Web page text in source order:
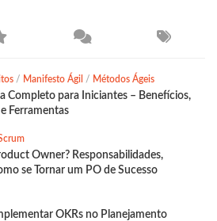
/ Manifesto Ágil / Métodos Ágeis
Completo para Iniciantes – Benefícios,
Ferramentas
Owner? Responsabilidades,
se Tornar um PO de Sucesso
OKRs no Planejamento